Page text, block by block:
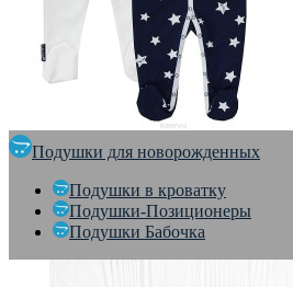
Подушки для новорожденных
Подушки в кроватку
Подушки-Позиционеры
Подушки Бабочка